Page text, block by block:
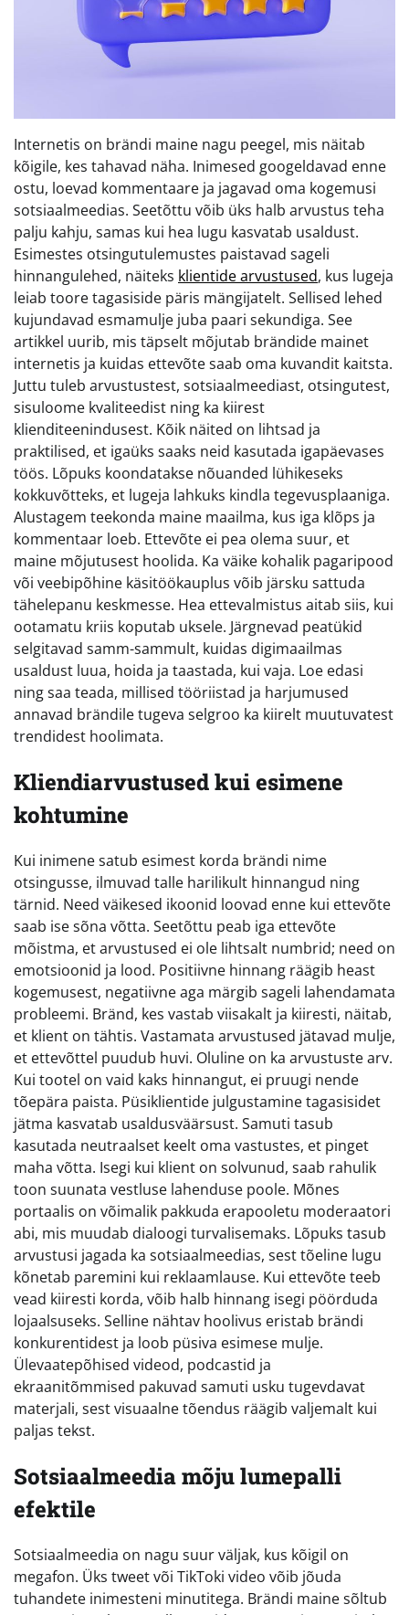
Internetis on brändi maine nagu peegel, mis näitab
kõigile, kes tahavad näha. Inimesed googeldavad enne
ostu, loevad kommentaare ja jagavad oma kogemusi
sotsiaalmeedias. Seetõttu võib üks halb arvustus teha
palju kahju, samas kui hea lugu kasvatab usaldust.
Esimestes otsingutulemustes paistavad sageli
hinnangulehed, näiteks klientide arvustused, kus lugeja
leiab toore tagasiside päris mängijatelt. Sellised lehed
kujundavad esmamulje juba paari sekundiga. See
artikkel uurib, mis täpselt mõjutab brändide mainet
internetis ja kuidas ettevõte saab oma kuvandit kaitsta.
Juttu tuleb arvustustest, sotsiaalmeediast, otsingutest,
sisuloome kvaliteedist ning ka kiirest
klienditeenindusest. Kõik näited on lihtsad ja
praktilised, et igaüks saaks neid kasutada igapäevases
töös. Lõpuks koondatakse nõuanded lühikeseks
kokkuvõtteks, et lugeja lahkuks kindla tegevusplaaniga.
Alustagem teekonda maine maailma, kus iga klõps ja
kommentaar loeb. Ettevõte ei pea olema suur, et
maine mõjutusest hoolida. Ka väike kohalik pagaripood
või veebipõhine käsitöökauplus võib järsku sattuda
tähelepanu keskmesse. Hea ettevalmistus aitab siis, kui
ootamatu kriis koputab uksele. Järgnevad peatükid
selgitavad samm-sammult, kuidas digimaailmas
usaldust luua, hoida ja taastada, kui vaja. Loe edasi
ning saa teada, millised tööriistad ja harjumused
annavad brändile tugeva selgroo ka kiirelt muutuvatest
trendidest hoolimata.
Kliendiarvustused kui esimene
kohtumine
Kui inimene satub esimest korda brändi nime
otsingusse, ilmuvad talle harilikult hinnangud ning
tärnid. Need väikesed ikoonid loovad enne kui ettevõte
saab ise sõna võtta. Seetõttu peab iga ettevõte
mõistma, et arvustused ei ole lihtsalt numbrid; need on
emotsioonid ja lood. Positiivne hinnang räägib heast
kogemusest, negatiivne aga märgib sageli lahendamata
probleemi. Bränd, kes vastab viisakalt ja kiiresti, näitab,
et klient on tähtis. Vastamata arvustused jätavad mulje,
et ettevõttel puudub huvi. Oluline on ka arvustuste arv.
Kui tootel on vaid kaks hinnangut, ei pruugi nende
tõepära paista. Püsiklientide julgustamine tagasisidet
jätma kasvatab usaldusväärsust. Samuti tasub
kasutada neutraalset keelt oma vastustes, et pinget
maha võtta. Isegi kui klient on solvunud, saab rahulik
toon suunata vestluse lahenduse poole. Mõnes
portaalis on võimalik pakkuda erapooletu moderaatori
abi, mis muudab dialoogi turvalisemaks. Lõpuks tasub
arvustusi jagada ka sotsiaalmeedias, sest tõeline lugu
kõnetab paremini kui reklaamlause. Kui ettevõte teeb
vead kiiresti korda, võib halb hinnang isegi pöörduda
lojaalsuseks. Selline nähtav hoolivus eristab brändi
konkurentidest ja loob püsiva esimese mulje.
Ülevaatepõhised videod, podcastid ja
ekraanitõmmised pakuvad samuti usku tugevdavat
materjali, sest visuaalne tõendus räägib valjemalt kui
paljas tekst.
Sotsiaalmeedia mõju lumepalli
efektile
Sotsiaalmeedia on nagu suur väljak, kus kõigil on
megafon. Üks tweet või TikToki video võib jõuda
tuhandete inimesteni minutitega. Brändi maine sõltub